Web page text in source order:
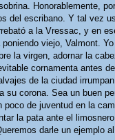
Honorablemente,
del escribano. Y tal vez
a la Vressac, y en
viejo, Valmont.
la virgen, adornar la
cornamenta antes
de la ciudad
su corona. Sea un buen
poco de juventud en la
la pata ante el
darle un ejemplo